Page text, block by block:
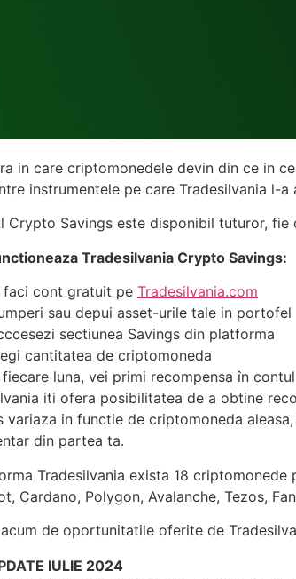
in care criptomonedele devin din ce in
instrumentele pe care Tradesilvania l-
Crypto Savings este disponibil tuturor,
Tradesilvania Crypto Savings:
faci cont gratuit pe Tradesilvania.com
sau depui asset-urile tale in portofel
sectiunea Savings din platforma
cantitatea de criptomoneda
fiecare luna, vei primi recompensa în
iti ofera posibilitatea de a obtine
variaza in functie de criptomoneda
din partea ta.
Tradesilvania exista 18
Cardano, Polygon, Avalanche, Tezos,
de oportunitatile oferite de
IULIE 2024